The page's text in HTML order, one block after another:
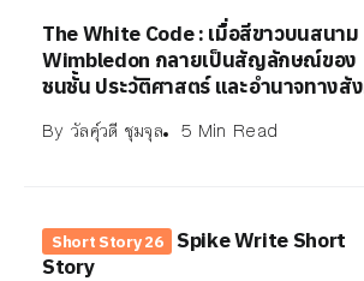
The White Code : เมื่อสีขาวบนสนาม
Wimbledon กลายเป็นสัญลักษณ์ของ
ชนชั้น ประวัติศาสตร์ และอำนาจทางสั
By วัลคุ์วดี ชุมจุล 5 Min Read
Short Story 26
Spike Write Short
Story